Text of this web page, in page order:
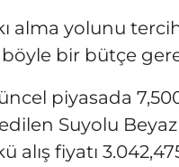
alma yolunu
bir bütçe
piyasada
Suyolu Beyaz
alış fiyatı